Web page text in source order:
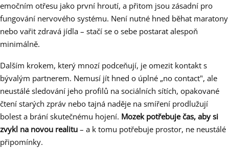
emočním otřesu jako první hroutí, a přitom jsou zásadní pro
fungování nervového systému. Není nutné hned běhat maratony
nebo vařit zdravá jídla – stačí se o sebe postarat alespoň
minimálně.
Dalším krokem, který mnozí podceňují, je omezit kontakt s
bývalým partnerem. Nemusí jít hned o úplné „no contact", ale
neustálé sledování jeho profilů na sociálních sítích, opakované
čtení starých zpráv nebo tajná naděje na smíření prodlužují
bolest a brání skutečnému hojení. Mozek potřebuje čas, aby si
zvykl na novou realitu – a k tomu potřebuje prostor, ne neustálé
připomínky.